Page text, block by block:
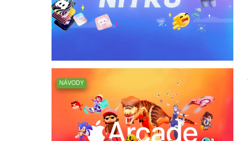
NÁVODY